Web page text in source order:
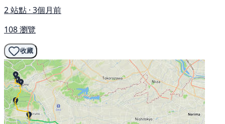
2 站點 · 3個月前
108 瀏覽
收藏